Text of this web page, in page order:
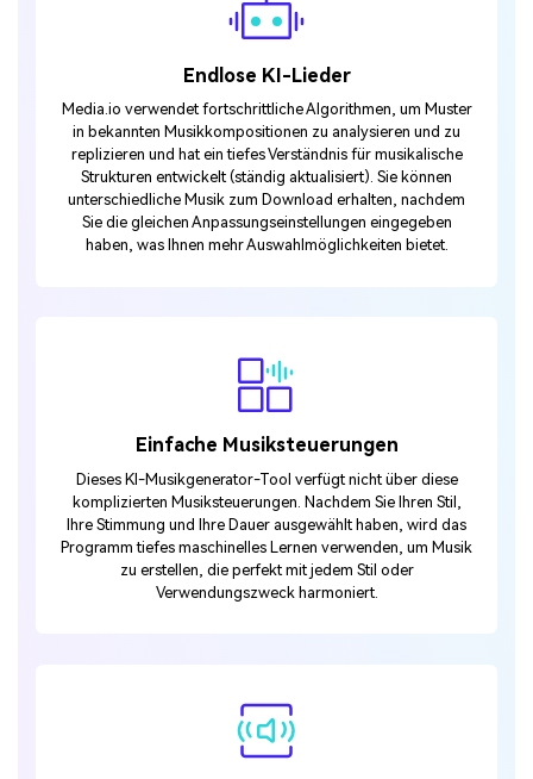
Endlose KI-Lieder
Media.io verwendet fortschrittliche Algorithmen, um Muster
in bekannten Musikkompositionen zu analysieren und zu
replizieren und hat ein tiefes Verständnis für musikalische
Strukturen entwickelt (ständig aktualisiert). Sie können
unterschiedliche Musik zum Download erhalten, nachdem
Sie die gleichen Anpassungseinstellungen eingegeben
haben, was Ihnen mehr Auswahlmöglichkeiten bietet.
Einfache Musiksteuerungen
Dieses KI-Musikgenerator-Tool verfügt nicht über diese
komplizierten Musiksteuerungen. Nachdem Sie Ihren Stil,
Ihre Stimmung und Ihre Dauer ausgewählt haben, wird das
Programm tiefes maschinelles Lernen verwenden, um Musik
zu erstellen, die perfekt mit jedem Stil oder
Verwendungszweck harmoniert.